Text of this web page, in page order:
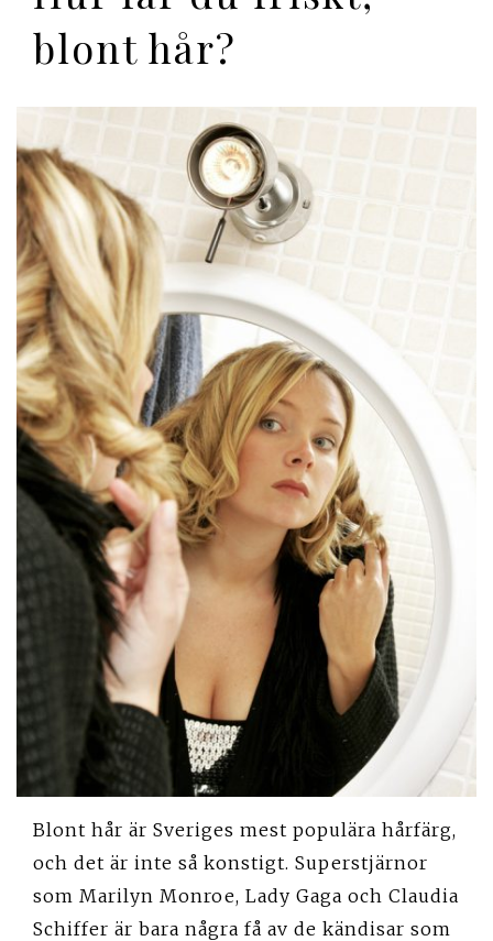
blont hår?
Blont hår är Sveriges mest populära hårfärg,
och det är inte så konstigt. Superstjärnor
som Marilyn Monroe, Lady Gaga och Claudia
Schiffer är bara några få av de kändisar som